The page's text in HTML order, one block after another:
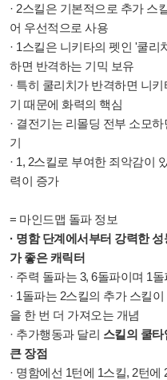
· 2스킬은 기본적으로 추가 스
어 우선적으로 사용
· 1스킬은 니키타의 펫인 '쿨리
하면 반격하는 기믹 보유
· 특히 쿨리치가 반격하면 니
기 때문에 화력의 핵심
· 결전기는 리몰딩 전부 소모
기
· 1, 2스킬로 부여한 죄악감이
력이 증가
= 마인드맵 돌파 정보
· 명함 단계에서부터 강력한
가 좋은 캐릭터
· 주력 돌파는 3, 6돌파이며 1
· 1돌파는 2스킬의 추가 스킬
을 한 번 더 가져오는 개념
· 추가행동과 달리 스킬의 쿨
큰 장점
· 명함에선 1턴에 1스킬, 2턴